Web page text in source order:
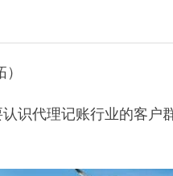
识代理记账行业的客户